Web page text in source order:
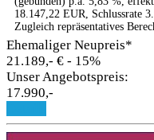
18.147,22 EUR, Schlussrate
Zugleich repräsentatives
Ehemaliger Neupreis*
21.189,- € - 15%
Unser Angebotspreis:
17.990,-